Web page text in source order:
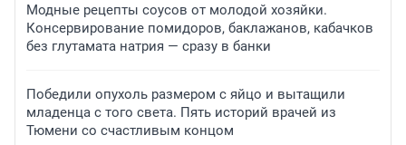
Модные рецепты соусов от молодой хозяйки.
Консервирование помидоров, баклажанов, кабачков
без глутамата натрия — сразу в банки
Победили опухоль размером с яйцо и вытащили
младенца с того света. Пять историй врачей из
Тюмени со счастливым концом